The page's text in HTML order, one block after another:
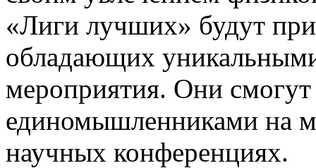
«Лиги лучших» будут
обладающих
мероприятия. Они смогут
единомышленниками на
научных конференциях.